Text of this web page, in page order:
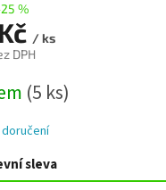
%
/ ks
DPH
(5 ks)
sleva